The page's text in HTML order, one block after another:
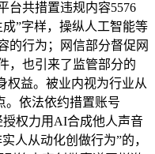
台共措置违规内容5576
”字样，操纵人工智能等
的行为；网信部分督促网
，也引来了监管部分的
权益。被业内视为行业从
。依法依约措置账号
授权力用AI合成他人声音
人从动化创做行为”的，